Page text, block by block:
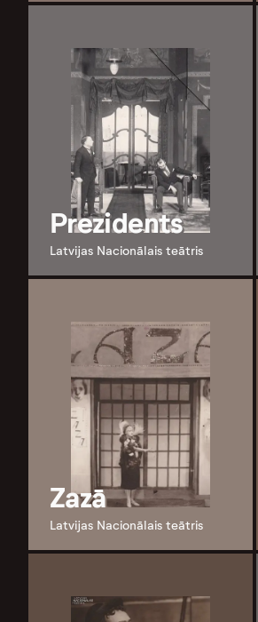
Prezidents
Latvijas Nacionālais teātris
Zazā
Latvijas Nacionālais teātris